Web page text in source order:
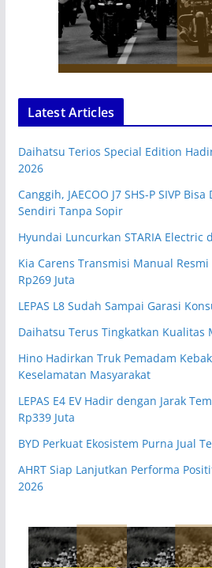
Latest Articles
Daihatsu Terios Special Edition
2026
Canggih, JAECOO J7 SHS-P SIVP
Sendiri Tanpa Sopir
Hyundai Luncurkan STARIA Electric
Kia Carens Transmisi Manual
Rp269 Juta
LEPAS L8 Sudah Sampai Garasi
Daihatsu Terus Tingkatkan Kualitas
Hino Hadirkan Truk Pemadam
Keselamatan Masyarakat
LEPAS E4 EV Hadir dengan Jarak
Rp339 Juta
BYD Perkuat Ekosistem Purna Jual
AHRT Siap Lanjutkan Performa
2026